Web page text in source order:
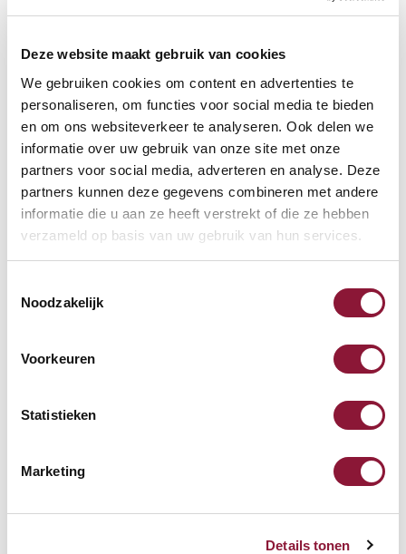
Deze website maakt gebruik van cookies
We gebruiken cookies om content en advertenties te
personaliseren, om functies voor social media te bieden
en om ons websiteverkeer te analyseren. Ook delen we
informatie over uw gebruik van onze site met onze
partners voor social media, adverteren en analyse. Deze
partners kunnen deze gegevens combineren met andere
informatie die u aan ze heeft verstrekt of die ze hebben
verzameld op basis van uw gebruik van hun services.
Noodzakelijk
Voorkeuren
Statistieken
Marketing
Details tonen
VOETENRING ?
VOETENSTER IN GEPOLIJST ALUMINIUM ?
Beschikbaar
Levertijd: 3-6 weken
Opzoek naar een offerte op maat? Maak je werkplek compleet